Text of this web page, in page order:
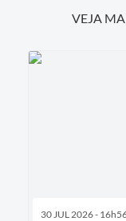
VEJA
30 JUL 2026 -